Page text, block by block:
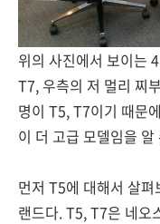
위의 사진에서 보이는
T7, 우측의 저 멀리 찌
명이 T5, T7이기 때문
이 더 고급 모델임을 알
먼저 T5에 대해서 살
랜드다. T5, T7은 네오